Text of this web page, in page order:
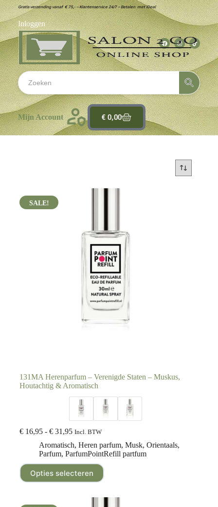
Gratis verzending vanaf € 75,- – Klantenservice 24/7 – Betalen met iDeal
Inloggen
Mijn Account €0,00
131MA Herenparfum – Verenigde Staten – Muskus,
Houtachtig & Aromatisch
€ 16,95 - € 31,95 Incl. BTW
Aromatisch, Heren parfum, Musk, Orientaals,
Parfum, ParfumPointRefill partfum
Opties selecteren